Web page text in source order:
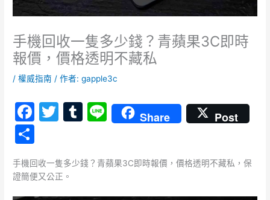
手機回收一隻多少錢？青蘋果3C即時
報價，價格透明不藏私
/權威指南 / 作者:gapple3c
F
e
T
er
T
bl
Li
n
Share Post
享
手機回收一隻多少錢？青蘋果3C即時報價，價格透明不藏私，保
證簡便又公正。